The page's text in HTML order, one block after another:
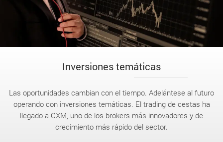
Inversiones temáticas
Las oportunidades cambian con el tiempo. Adelántese al futuro
operando con inversiones temáticas. El trading de cestas ha
llegado a CXM, uno de los brokers más innovadores y de
crecimiento más rápido del sector.